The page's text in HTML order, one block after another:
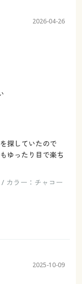
2026-04-26
探していたので
ゆったり目で楽ち
カラー：チャコー
2025-10-09